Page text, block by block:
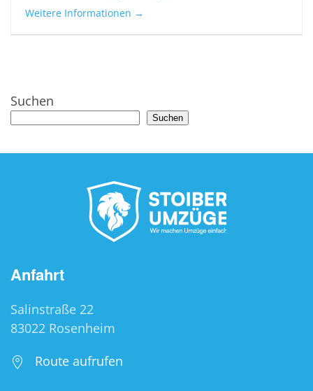
Weitere Informationen
Suchen
Suchen
Anfahrt
Salinstraße 22
83022 Rosenheim
Route aufrufen